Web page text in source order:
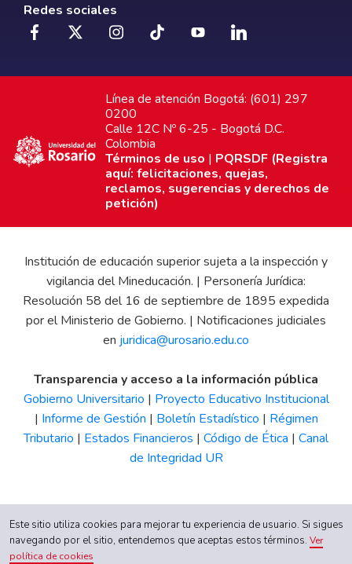
Redes sociales
Línea de atención Bogotá: (601) 297
0200
Calle 12C Nº 6-25 - Bogotá D.C.
Colombia
Términos de uso | PQRSDF (Registra
aquí: felicitaciones, quejas,
reclamos, sugerencias y derechos de
petición)
Institución de educación superior sujeta a la inspección y
vigilancia del Mineducación. | Personería Jurídica:
Resolución 58 del 16 de septiembre de 1895 expedida
por el Ministerio de Gobierno. | Notificaciones judiciales
en juridica@urosario.edu.co
Transparencia y acceso a la información pública
Gobierno Universitario | Proyecto Educativo Institucional
| Informe de Gestión | Boletín Estadístico | Régimen
Tributario | Estados Financieros | Código de Ética | Canal
de Integridad UR
Este sitio utiliza cookies para mejorar tu experiencia de usuario. Si sigues
navegando por el sitio, entendemos que aceptas estos términos. Ver
política de cookies